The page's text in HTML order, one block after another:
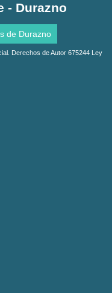
- Durazno
de Durazno
Derechos de Autor 675244 Ley